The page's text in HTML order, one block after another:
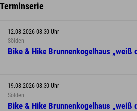
Terminserie
12.08.2026 08:30 Uhr
Sölden
Bike & Hike Brunnenkogelhaus „weiß
19.08.2026 08:30 Uhr
Sölden
Bike & Hike Brunnenkogelhaus „weiß